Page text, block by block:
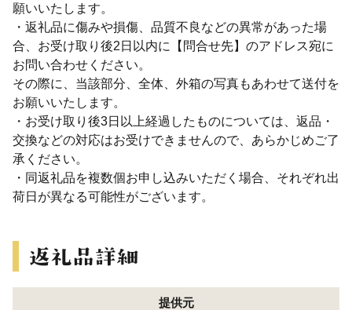
願いいたします。
・返礼品に傷みや損傷、品質不良などの異常があった場
合、お受け取り後2日以内に【問合せ先】のアドレス宛に
お問い合わせください。
その際に、当該部分、全体、外箱の写真もあわせて送付を
お願いいたします。
・お受け取り後3日以上経過したものについては、返品・
交換などの対応はお受けできませんので、あらかじめご了
承ください。
・同返礼品を複数個お申し込みいただく場合、それぞれ出
荷日が異なる可能性がございます。
提供元